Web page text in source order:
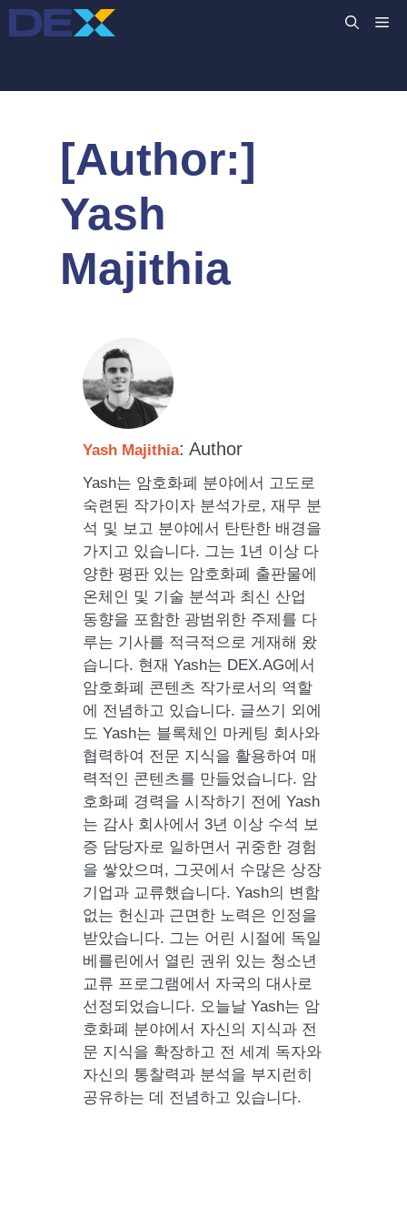
컨
텐
[Author:]
Yash
Majithia
Yash Majithia: Author
Yash는 암호화폐 분야에서 고도로
숙련된 작가이자 분석가로, 재무 분
석 및 보고 분야에서 탄탄한 배경을
가지고 있습니다. 그는 1년 이상 다
양한 평판 있는 암호화폐 출판물에
온체인 및 기술 분석과 최신 산업
동향을 포함한 광범위한 주제를 다
루는 기사를 적극적으로 게재해 왔
습니다. 현재 Yash는 DEX.AG에서
암호화폐 콘텐츠 작가로서의 역할
에 전념하고 있습니다. 글쓰기 외에
도 Yash는 블록체인 마케팅 회사와
협력하여 전문 지식을 활용하여 매
력적인 콘텐츠를 만들었습니다. 암
호화폐 경력을 시작하기 전에 Yash
는 감사 회사에서 3년 이상 수석 보
증 담당자로 일하면서 귀중한 경험
을 쌓았으며, 그곳에서 수많은 상장
기업과 교류했습니다. Yash의 변함
없는 헌신과 근면한 노력은 인정을
받았습니다. 그는 어린 시절에 독일
베를린에서 열린 권위 있는 청소년
교류 프로그램에서 자국의 대사로
선정되었습니다. 오늘날 Yash는 암
호화폐 분야에서 자신의 지식과 전
문 지식을 확장하고 전 세계 독자와
자신의 통찰력과 분석을 부지런히
공유하는 데 전념하고 있습니다.